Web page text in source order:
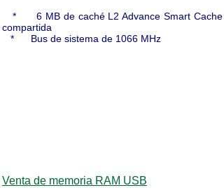
* 6 MB de caché L2 Advance Smart Cache
compartida
* Bus de sistema de 1066 MHz
Venta de memoria RAM USB